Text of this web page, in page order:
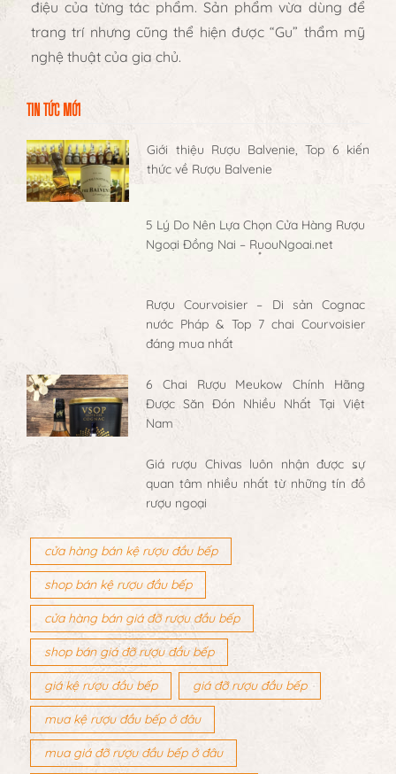
điệu của từng tác phẩm. Sản phẩm vừa dùng để
trang trí nhưng cũng thể hiện được “Gu” thẩm mỹ
nghệ thuật của gia chủ.
TIN TỨC MỚI
Giới thiệu Rượu Balvenie, Top 6 kiến
thức về Rượu Balvenie
5 Lý Do Nên Lựa Chọn Cửa Hàng Rượu
Ngoại Đồng Nai – RuouNgoai.net
Rượu Courvoisier – Di sản Cognac
nước Pháp & Top 7 chai Courvoisier
đáng mua nhất
6 Chai Rượu Meukow Chính Hãng
Được Săn Đón Nhiều Nhất Tại Việt
Nam
Giá rượu Chivas luôn nhận được sự
quan tâm nhiều nhất từ những tín đồ
rượu ngoại
cửa hàng bán kệ rượu đầu bếp
shop bán kệ rượu đầu bếp
cửa hàng bán giá đỡ rượu đầu bếp
shop bán giá đỡ rượu đầu bếp
giá kệ rượu đầu bếp giá đỡ rượu đầu bếp
mua kệ rượu đầu bếp ở đâu
mua giá đỡ rượu đầu bếp ở đâu